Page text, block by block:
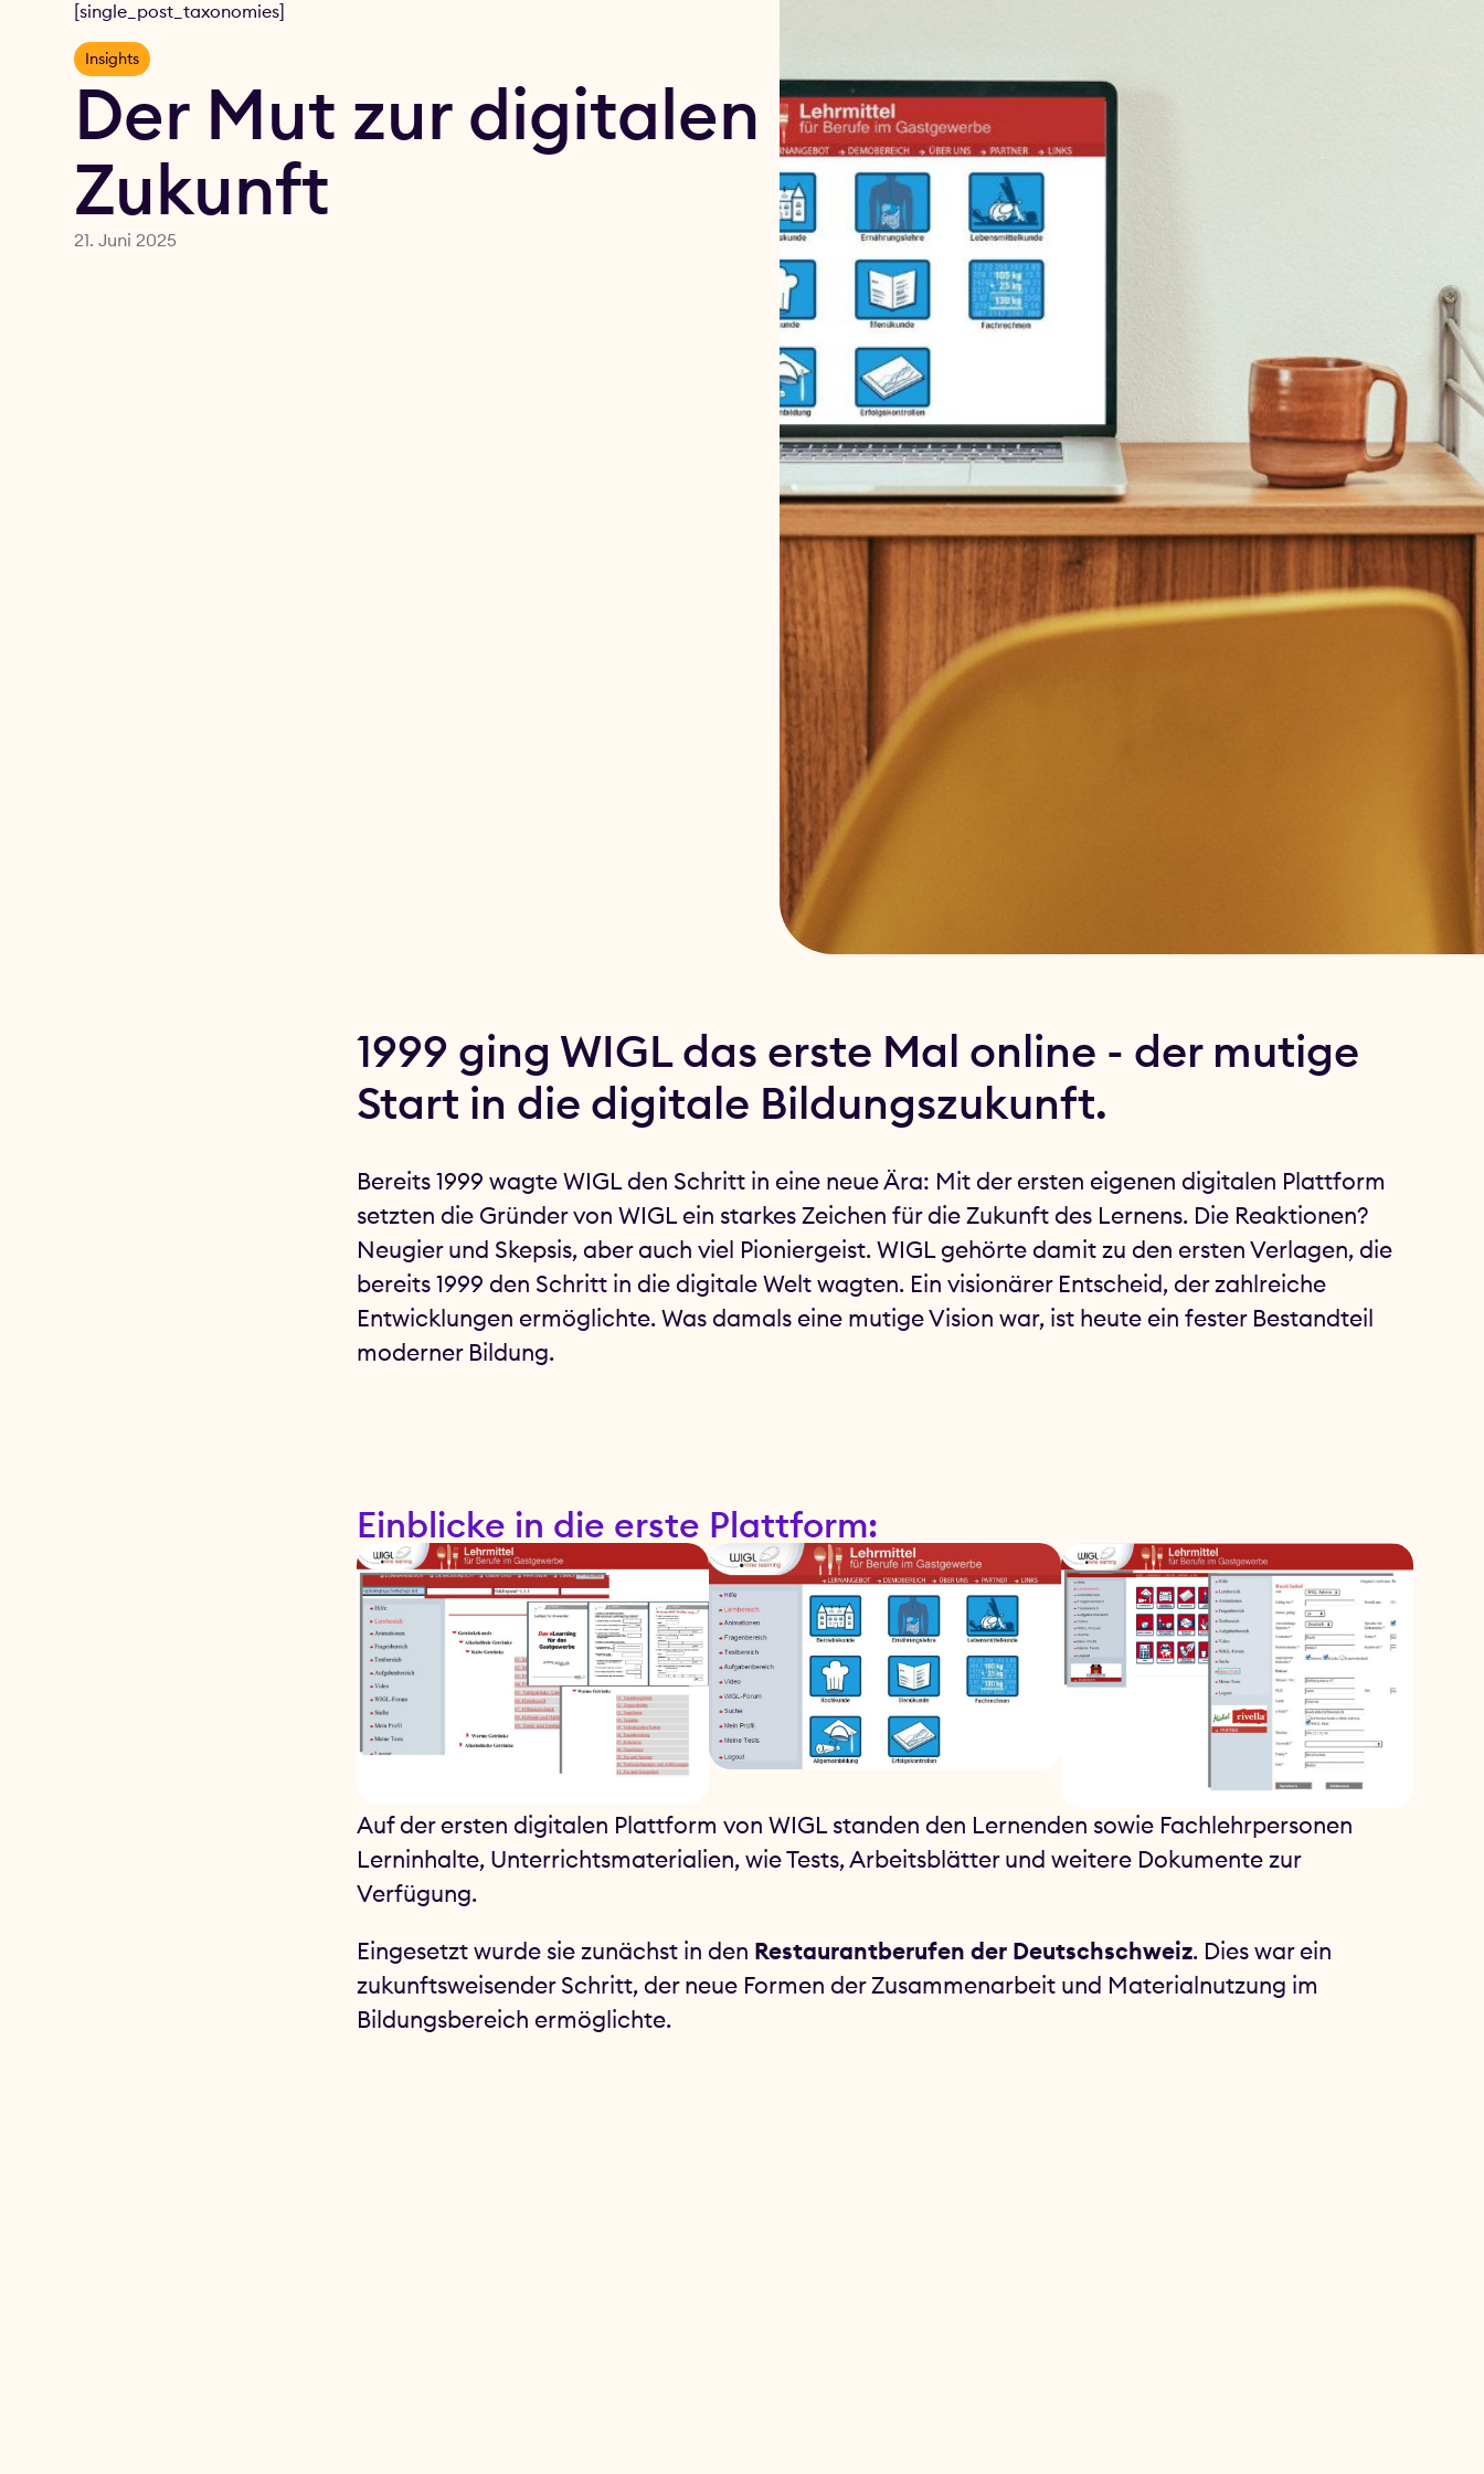
[single_post_taxonomies]
Insights
Der Mut zur digitalen
Zukunft
21. Juni 2025
1999 ging WIGL das erste Mal online - der mutige
Start in die digitale Bildungszukunft.
Bereits 1999 wagte WIGL den Schritt in eine neue Ära: Mit der ersten eigenen digitalen Plattform
setzten die Gründer von WIGL ein starkes Zeichen für die Zukunft des Lernens. Die Reaktionen?
Neugier und Skepsis, aber auch viel Pioniergeist. WIGL gehörte damit zu den ersten Verlagen, die
bereits 1999 den Schritt in die digitale Welt wagten. Ein visionärer Entscheid, der zahlreiche
Entwicklungen ermöglichte. Was damals eine mutige Vision war, ist heute ein fester Bestandteil
moderner Bildung.
Einblicke in die erste Plattform:
Auf der ersten digitalen Plattform von WIGL standen den Lernenden sowie Fachlehrpersonen
Lerninhalte, Unterrichtsmaterialien, wie Tests, Arbeitsblätter und weitere Dokumente zur
Verfügung.
Eingesetzt wurde sie zunächst in den Restaurantberufen der Deutschschweiz. Dies war ein
zukunftsweisender Schritt, der neue Formen der Zusammenarbeit und Materialnutzung im
Bildungsbereich ermöglichte.